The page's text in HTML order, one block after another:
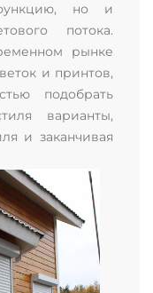
но и
потока.
рынке
и принтов,
подобрать
варианты,
и заканчивая